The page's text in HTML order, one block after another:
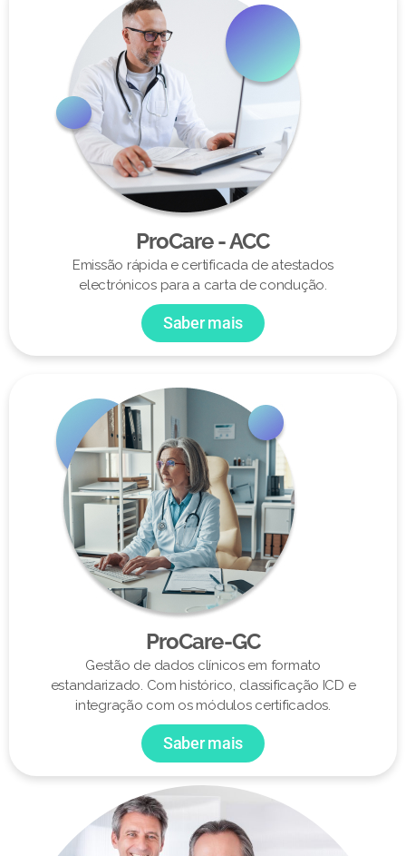
ProCare - ACC
Emissão rápida e certificada de atestados
electrónicos para a carta de condução.
Saber mais
ProCare-GC
Gestão de dados clínicos em formato
estandarizado. Com histórico, classificação ICD e
integração com os módulos certificados.
Saber mais